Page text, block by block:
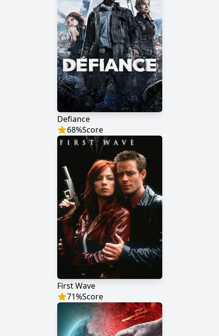
Defiance
68%Score
First Wave
71%Score